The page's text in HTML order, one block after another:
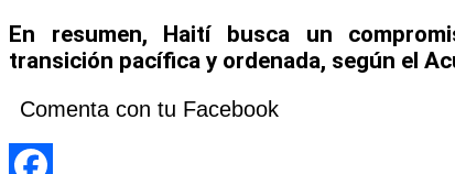
En resumen, Haití busca un
transición pacífica y ordenada, según el
Comenta con tu Facebook